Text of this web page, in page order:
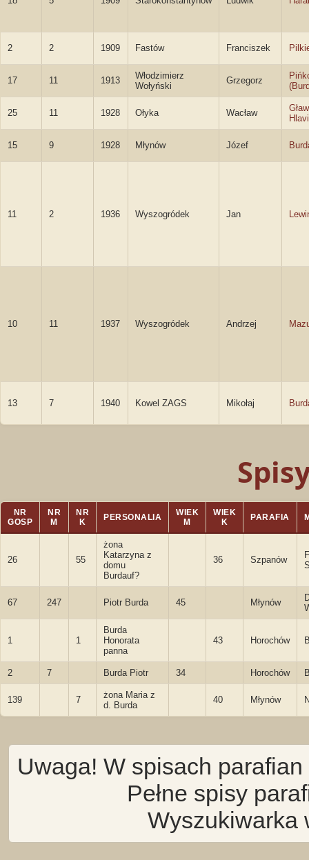
2 2 1909 Fastów Franciszek
17 11 1913
Włodzimierz
Wołyński
Grzegorz
25 11 1928 Ołyka Wacław
15 9 1928 Młynów Józef
11 2 1936 Wyszogródek Jan
10 11 1937 Wyszogródek Andrzej
13 7 1940 Kowel ZAGS Mikołaj
NR
GOSP
NR
M
NR
K
PERSONALIA
WIEK
M
WIEK
K
PARAFIA
26 55
żona
Katarzyna z
domu
Burdauf?
36 Szpanów
67 247 Piotr Burda 45 Młynów
1 1
Burda
Honorata
panna
43 Horochów
2 7 Burda Piotr 34 Horochów
139 7
żona Maria z
d. Burda
40 Młynów
Uwaga! W spisach
Pełne spisy
Wyszukiwarka